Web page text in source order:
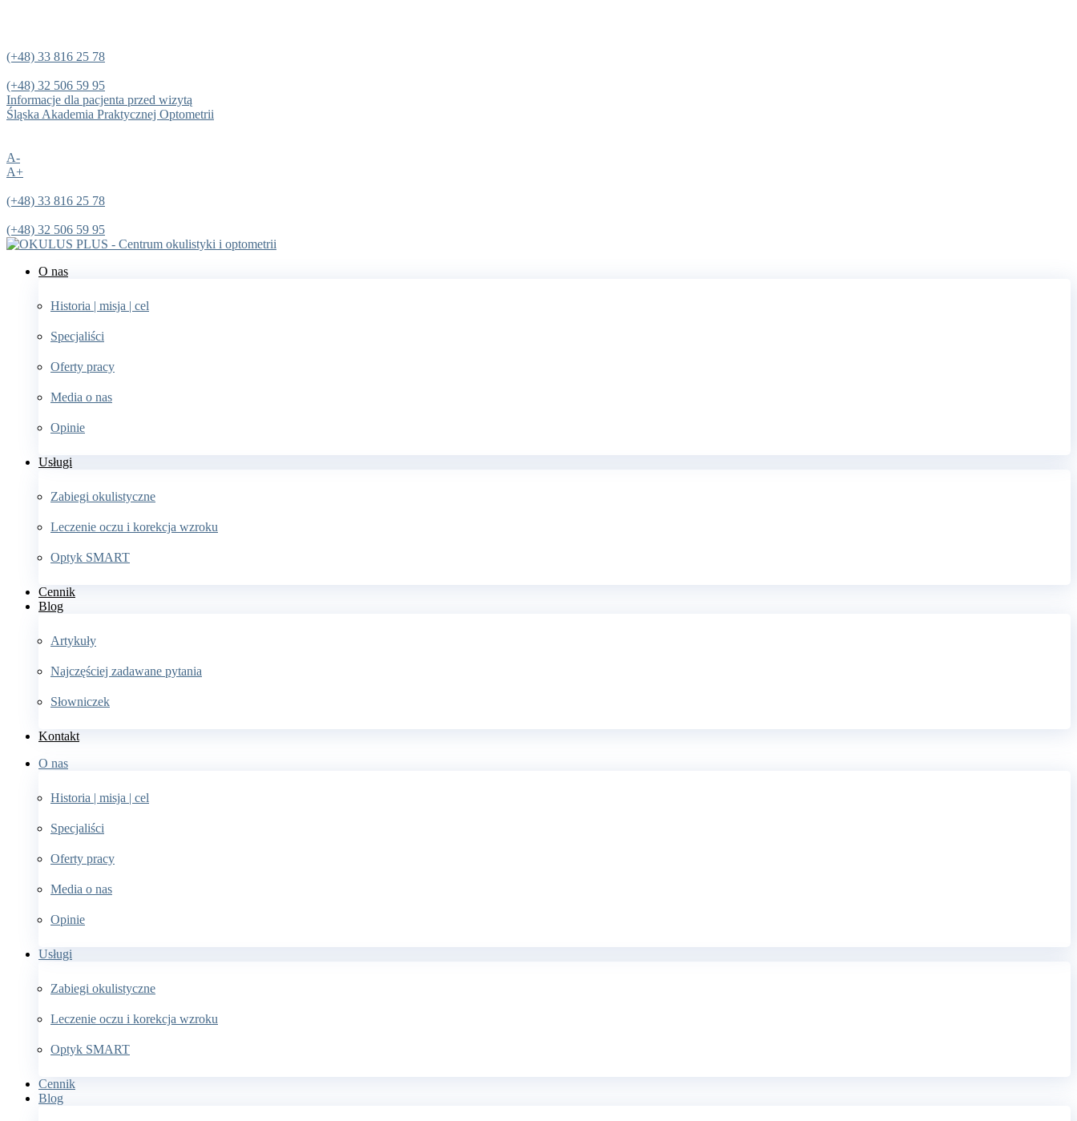
(+48) 33 816 25 78
(+48) 32 506 59 95
Informacje dla pacjenta przed wizytą
Śląska Akademia Praktycznej Optometrii
A-
A+
(+48) 33 816 25 78
(+48) 32 506 59 95
O nas
Historia | misja | cel
Specjaliści
Oferty pracy
Media o nas
Opinie
Usługi
Zabiegi okulistyczne
Leczenie oczu i korekcja wzroku
Optyk SMART
Cennik
Blog
Artykuły
Najczęściej zadawane pytania
Słowniczek
Kontakt
O nas
Historia | misja | cel
Specjaliści
Oferty pracy
Media o nas
Opinie
Usługi
Zabiegi okulistyczne
Leczenie oczu i korekcja wzroku
Optyk SMART
Cennik
Blog